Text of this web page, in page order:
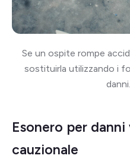
Se un ospite rompe
sostituirla utilizzando i
danni.
Esonero per
cauzionale